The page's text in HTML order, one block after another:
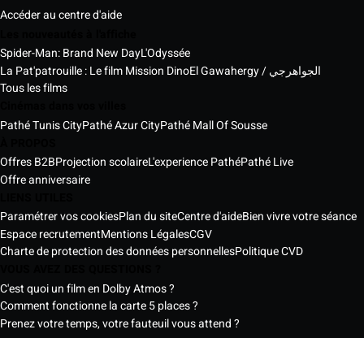
Accéder au centre d'aide
Spider-Man: Brand New DayL'Odyssée
La Pat'patrouille : Le film Mission Dino
El Gawahergy / الجواهرجي
Tous les films
Pathé Tunis CityPathé Azur CityPathé Mall Of Sousse
Offres B2BProjection scolaireL'experience PathéPathé Live
Offre anniversaire
Paramétrer vos cookiesPlan du siteCentre d'aideBien vivre votre séance
Espace recrutementMentions LégalesCGV
Charte de protection des données personnellesPolitique CVD
C'est quoi un film en Dolby Atmos ?
Comment fonctionne la carte 5 places ?
Prenez votre temps, votre fauteuil vous attend ?